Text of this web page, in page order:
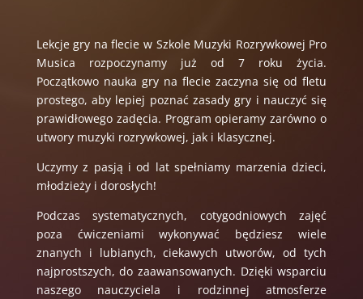
Lekcje gry na flecie w Szkole Muzyki Rozrywkowej Pro
Musica rozpoczynamy już od 7 roku życia.
Początkowo nauka gry na flecie zaczyna się od fletu
prostego, aby lepiej poznać zasady gry i nauczyć się
prawidłowego zadęcia. Program opieramy zarówno o
utwory muzyki rozrywkowej, jak i klasycznej.
Uczymy z pasją i od lat spełniamy marzenia dzieci,
młodzieży i dorosłych!
Podczas systematycznych, cotygodniowych zajęć
poza ćwiczeniami wykonywać będziesz wiele
znanych i lubianych, ciekawych utworów, od tych
najprostszych, do zaawansowanych. Dzięki wsparciu
naszego nauczyciela i rodzinnej atmosferze